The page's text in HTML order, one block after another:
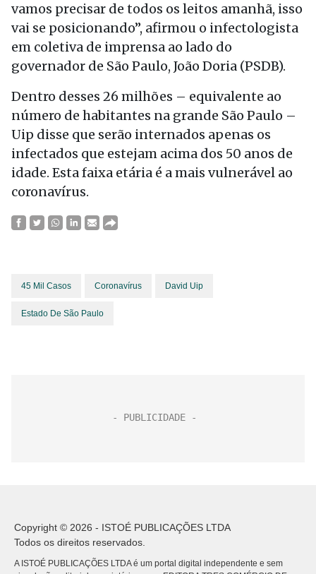
vamos precisar de todos os leitos amanhã, isso
vai se posicionando”, afirmou o infectologista
em coletiva de imprensa ao lado do
governador de São Paulo, João Doria (PSDB).
Dentro desses 26 milhões – equivalente ao
número de habitantes na grande São Paulo –
Uip disse que serão internados apenas os
infectados que estejam acima dos 50 anos de
idade. Esta faixa etária é a mais vulnerável ao
coronavírus.
45 Mil Casos Coronavírus David Uip
Estado De São Paulo
Copyright © 2026 - ISTOÉ PUBLICAÇÕES LTDA
Todos os direitos reservados.
A ISTOÉ PUBLICAÇÕES LTDA é um portal digital independente e sem